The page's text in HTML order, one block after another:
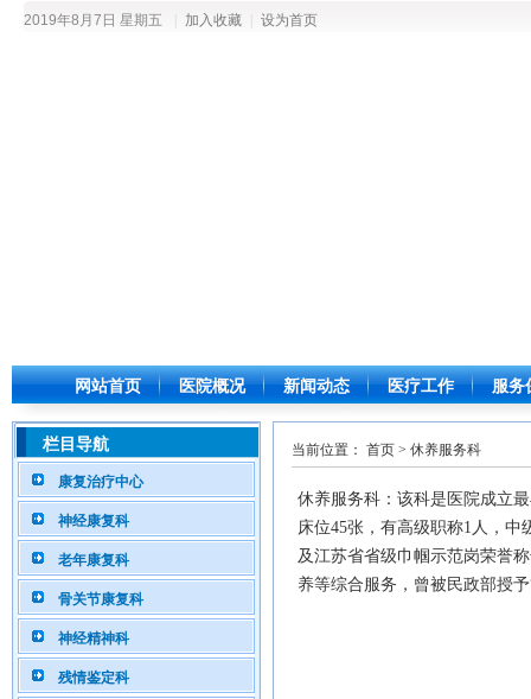
2019年8月7日 星期五 加入收藏 设为首页
网站首页 医院概况 新闻动态 医疗工作 服务
栏目导航
康复治疗中心
神经康复科
老年康复科
骨关节康复科
神经精神科
残情鉴定科
当前位置： 首页 > 休养服务科
休养服务科： 该科是医院成立
床位45张，有高级职称1人，中
及江苏省省级巾帼示范岗荣誉
养等综合服务，曾被民政部授